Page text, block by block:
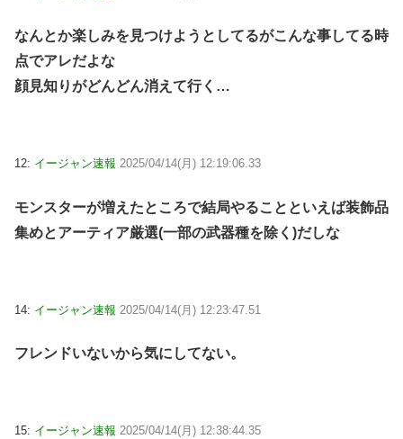
なんとか楽しみを見つけようとしてるがこんな事してる時
点でアレだよな
顔見知りがどんどん消えて行く…
12: イージャン速報 2025/04/14(月) 12:19:06.33
モンスターが増えたところで結局やることといえば装飾品
集めとアーティア厳選(一部の武器種を除く)だしな
14: イージャン速報 2025/04/14(月) 12:23:47.51
フレンドいないから気にしてない。
15: イージャン速報 2025/04/14(月) 12:38:44.35